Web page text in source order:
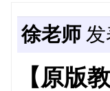
徐老师发
【原版